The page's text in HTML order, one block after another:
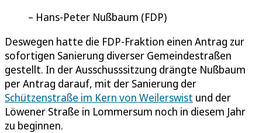
Hans-Peter Nußbaum (FDP)
Deswegen hatte die FDP-Fraktion einen Antrag zur
sofortigen Sanierung diverser Gemeindestraßen
gestellt. In der Ausschusssitzung drängte Nußbaum
per Antrag darauf, mit der Sanierung der
Schützenstraße im Kern von Weilerswist und der
Löwener Straße in Lommersum noch in diesem Jahr
zu beginnen.